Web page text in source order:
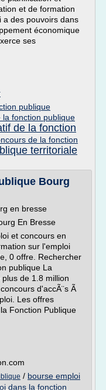
et de formation
a des pouvoirs dans
économique
ses
publique
fonction publique
de la fonction
de la fonction
territoriale
Bourg
en bresse
En Bresse
et concours en
sur l'emploi
0 offre. Rechercher
publique La
de 1.8 million
d'accÃ¨s Ã
Les offres
Fonction Publique
/ bourse emploi
dans la fonction